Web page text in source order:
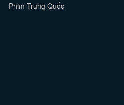
Phim Trung Quốc